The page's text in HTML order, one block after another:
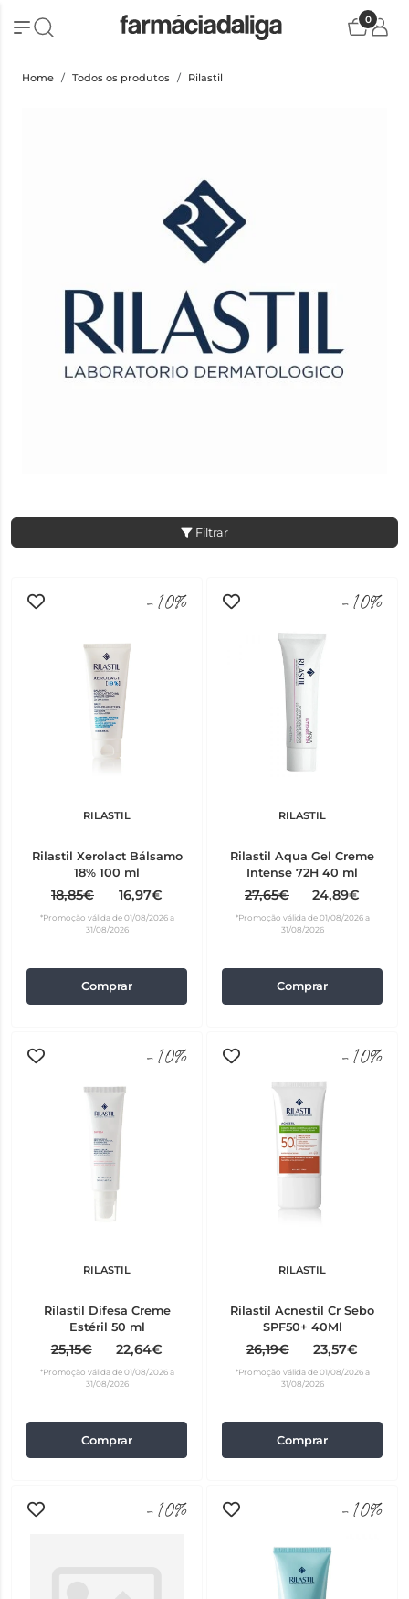
0
Home Todos os produtos Rilastil
Filtrar
-10%
RILASTIL
Rilastil Xerolact Bálsamo
18% 100 ml
18,85€ 16,97€
*Promoção válida de 01/08/2026 a
31/08/2026
Comprar
-10%
RILASTIL
Rilastil Aqua Gel Creme
Intense 72H 40 ml
27,65€ 24,89€
*Promoção válida de 01/08/2026 a
31/08/2026
Comprar
-10%
RILASTIL
Rilastil Difesa Creme
Estéril 50 ml
25,15€ 22,64€
*Promoção válida de 01/08/2026 a
31/08/2026
Comprar
-10%
RILASTIL
Rilastil Acnestil Cr Sebo
SPF50+ 40Ml
26,19€ 23,57€
*Promoção válida de 01/08/2026 a
31/08/2026
Comprar
-10% -10%